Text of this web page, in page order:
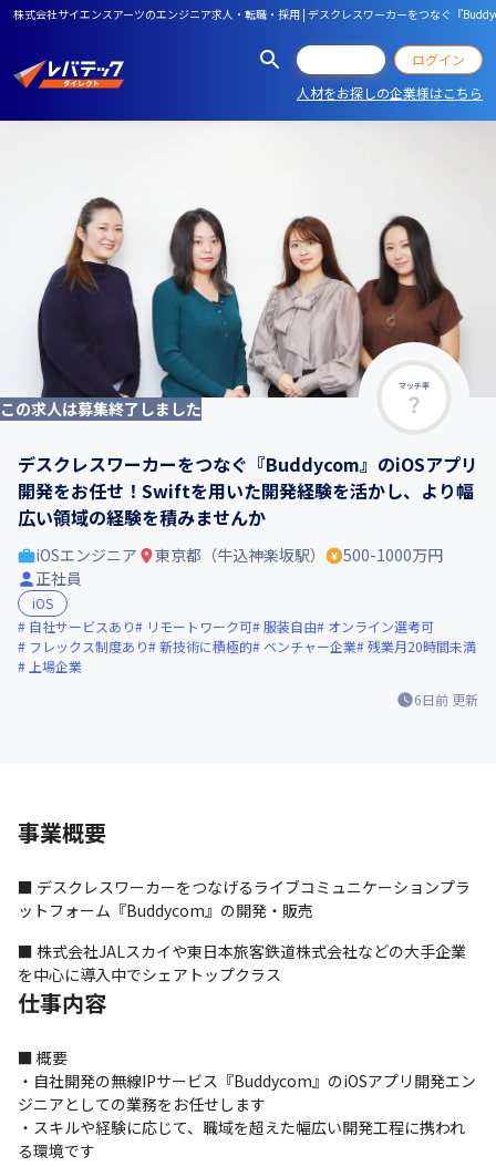
株式会社サイエンスアーツのエンジニア求人・転職・採用 | デスクレスワーカーをつなぐ『
ログイン
人材をお探しの企業様はこちら
マッチ率
この求人は募集終了しました
デスクレスワーカーをつなぐ『Buddycom』のiOSアプリ
開発をお任せ！Swiftを用いた開発経験を活かし、より幅
広い領域の経験を積みませんか
6日前 更新
iOSエンジニア 東京都（牛込神楽坂駅）
500-1000万円
正社員
iOS
自社サービスあり
リモートワーク可 服装自由
オンライン選考可
フレックス制度あり
新技術に積極的 ベンチャー企業 残業月20時間未満
上場企業
事業概要
■ デスクレスワーカーをつなげるライブコミュニケーションプラ
ットフォーム『Buddycom』の開発・販売
■ 株式会社JALスカイや東日本旅客鉄道株式会社などの大手企業
を中心に導入中でシェアトップクラス
仕事内容
■ 概要
・自社開発の無線IPサービス『Buddycom』のiOSアプリ開発エン
ジニアとしての業務をお任せします
・スキルや経験に応じて、職域を超えた幅広い開発工程に携われ
る環境です